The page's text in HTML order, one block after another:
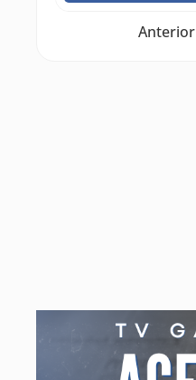
Anterior